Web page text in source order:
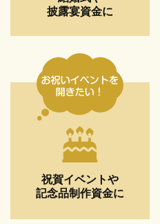
披露宴資金に
祝賀イベントや
記念品制作資金に